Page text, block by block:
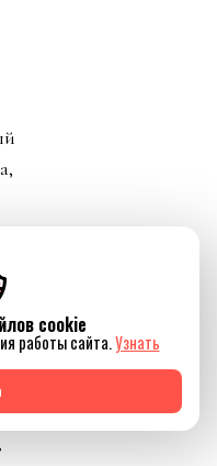
cookie
работы сайта.Узнать